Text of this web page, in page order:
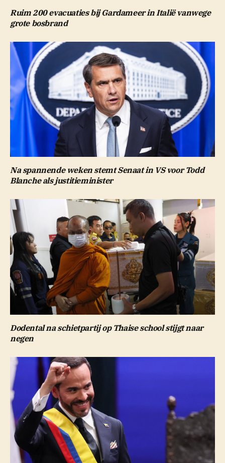
Ruim 200 evacuaties bij Gardameer in Italië vanwege
grote bosbrand
Na spannende weken stemt Senaat in VS voor Todd
Blanche als justitieminister
Dodental na schietpartij op Thaise school stijgt naar
negen